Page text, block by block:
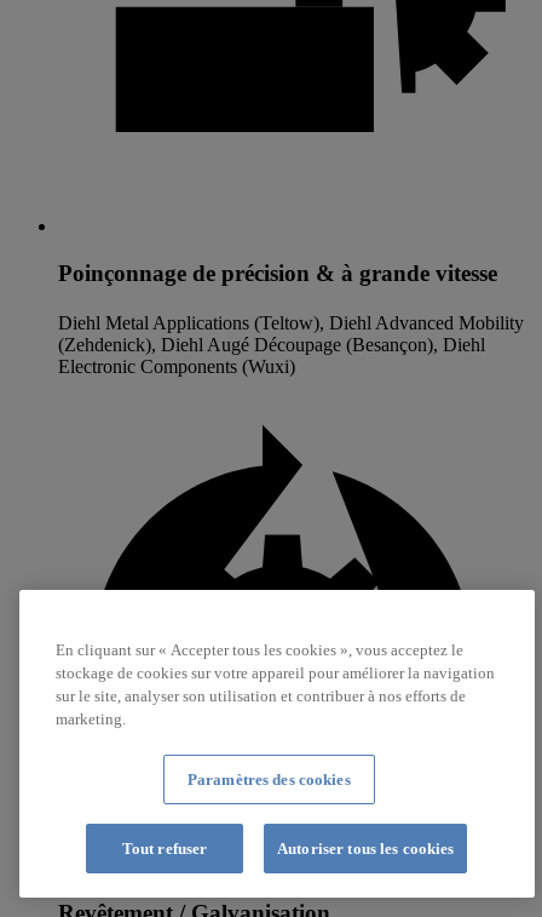
Poinçonnage de précision & à grande vitesse
Diehl Metal Applications (Teltow), Diehl Advanced Mobility
(Zehdenick), Diehl Augé Découpage (Besançon), Diehl
Electronic Components (Wuxi)
En cliquant sur « Accepter tous les cookies », vous acceptez le
stockage de cookies sur votre appareil pour améliorer la navigation
sur le site, analyser son utilisation et contribuer à nos efforts de
marketing.
Paramètres des cookies
Tout refuser Autoriser tous les cookies